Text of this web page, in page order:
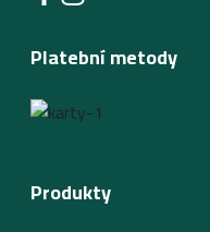
Produkty
Platební metody